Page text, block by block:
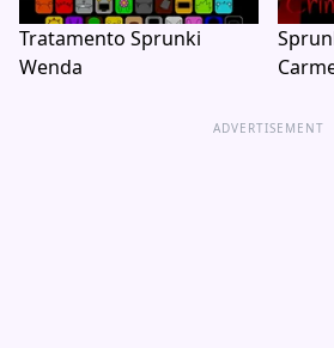
Tratamento Sprunki
Wenda
ADVERTISEMENT